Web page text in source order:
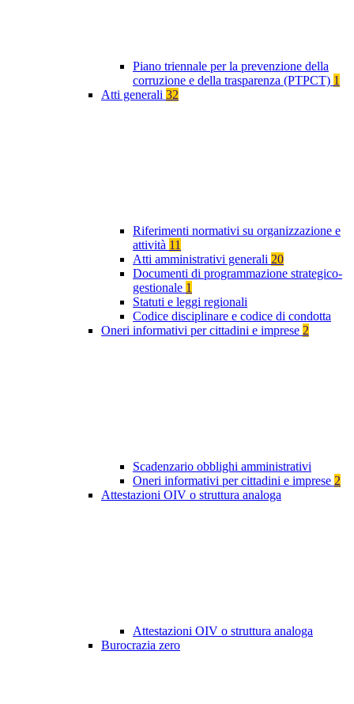
Piano triennale per la prevenzione della
corruzione e della trasparenza (PTPCT) 1
Atti generali 32
Riferimenti normativi su organizzazione e
attività 11
Atti amministrativi generali 20
Documenti di programmazione strategico-
gestionale 1
Statuti e leggi regionali
Codice disciplinare e codice di condotta
Oneri informativi per cittadini e imprese 2
Scadenzario obblighi amministrativi
Oneri informativi per cittadini e imprese 2
Attestazioni OIV o struttura analoga
Attestazioni OIV o struttura analoga
Burocrazia zero